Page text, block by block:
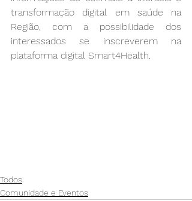
transformação digital em saúde na
Região, com a possibilidade dos
interessados se inscreverem na
plataforma digital Smart4Health.
Todos
Comunidade e Eventos